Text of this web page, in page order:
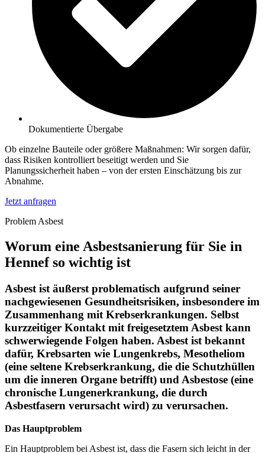
Dokumentierte Übergabe
Ob einzelne Bauteile oder größere Maßnahmen: Wir sorgen dafür,
dass Risiken kontrolliert beseitigt werden und Sie
Planungssicherheit haben – von der ersten Einschätzung bis zur
Abnahme.
Jetzt anfragen
Problem Asbest
Worum eine Asbestsanierung für Sie in
Hennef so wichtig ist
Asbest ist äußerst problematisch aufgrund seiner
nachgewiesenen Gesundheitsrisiken, insbesondere im
Zusammenhang mit Krebserkrankungen. Selbst
kurzzeitiger Kontakt mit freigesetztem Asbest kann
schwerwiegende Folgen haben. Asbest ist bekannt
dafür, Krebsarten wie Lungenkrebs, Mesotheliom
(eine seltene Krebserkrankung, die die Schutzhüllen
um die inneren Organe betrifft) und Asbestose (eine
chronische Lungenerkrankung, die durch
Asbestfasern verursacht wird) zu verursachen.
Das Hauptproblem
Ein Hauptproblem bei Asbest ist, dass die Fasern sich leicht in der